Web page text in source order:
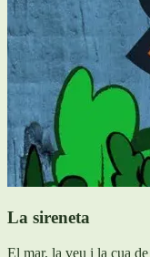
La sireneta
El mar, la veu i la cua